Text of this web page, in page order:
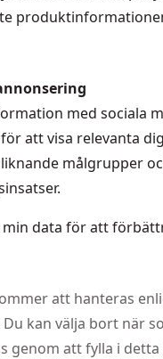
med sociala
att visa relevanta
målgrupper
min data för att
att hanteras
Du kan välja bort när
genom att fylla i detta